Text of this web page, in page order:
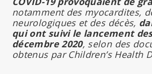
notamment des myocardites,
neurologiques et des décès,
qui ont suivi le lancement
décembre 2020, selon des
obtenus par Children’s Health